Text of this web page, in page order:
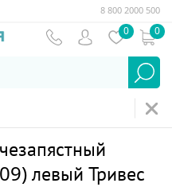
8 800 2000 500
0 0
левый Тривес